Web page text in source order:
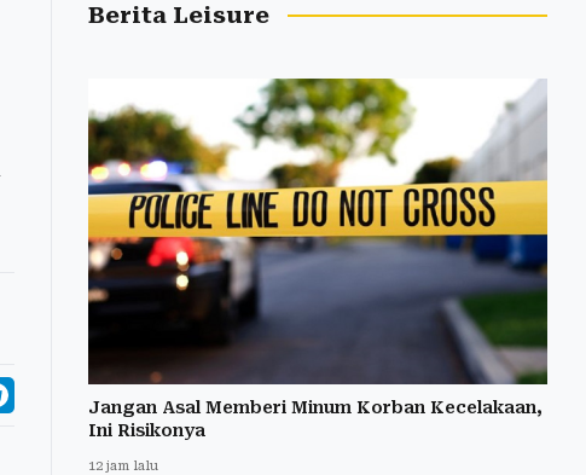
Berita Leisure
Jangan Asal Memberi Minum Korban Kecelakaan,
Ini Risikonya
12 jam lalu